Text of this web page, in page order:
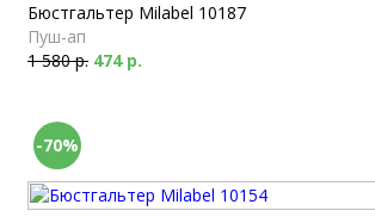
Бюстгальтер Milabel 10187
Пуш-ап
1 580 р. 474 р.
-70%